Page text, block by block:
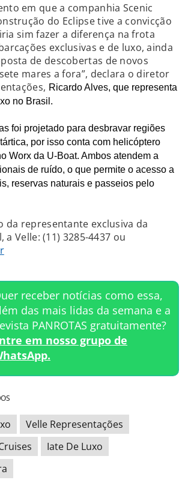
em que a companhia Scenic
do Eclipse tive a convicção
sim fazer a diferença na frota
exclusivas e de luxo, ainda
de descobertas de novos
mares a fora”, declara o diretor
Ricardo Alves, que representa
no Brasil.
foi projetado para desbravar regiões
por isso conta com helicóptero
Worx da U-Boat. Ambos atendem a
de ruído, o que permite o acesso a
reservas naturais e passeios pelo
da representante exclusiva da
a Velle: (11) 3285-4437 ou
receber notícias como essa,
das mais lidas da semana e a
PANROTAS gratuitamente?
em nosso grupo de
Velle Representações
Iate De Luxo